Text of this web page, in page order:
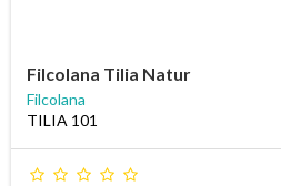
Filcolana Tilia Natur
Filcolana
TILIA 101